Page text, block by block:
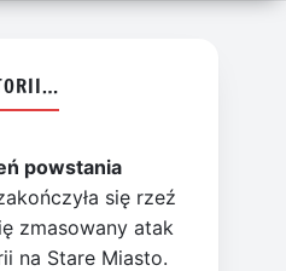
powstania
się rzeź
zmasowany atak
na Stare Miasto.